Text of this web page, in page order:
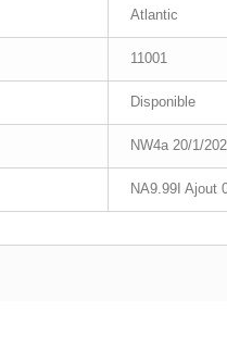
Atlantic
11001
Disponible
NW4a 20/1/
NA9.99I Ajout